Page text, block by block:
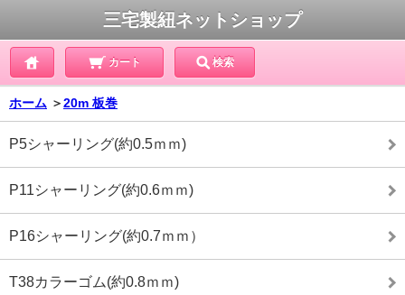
三宅製紐ネットショップ
カート 検索
ホーム ＞20m 板巻
P5シャーリング(約0.5ｍｍ)
P11シャーリング(約0.6ｍｍ)
P16シャーリング(約0.7ｍｍ）
T38カラーゴム(約0.8ｍｍ)